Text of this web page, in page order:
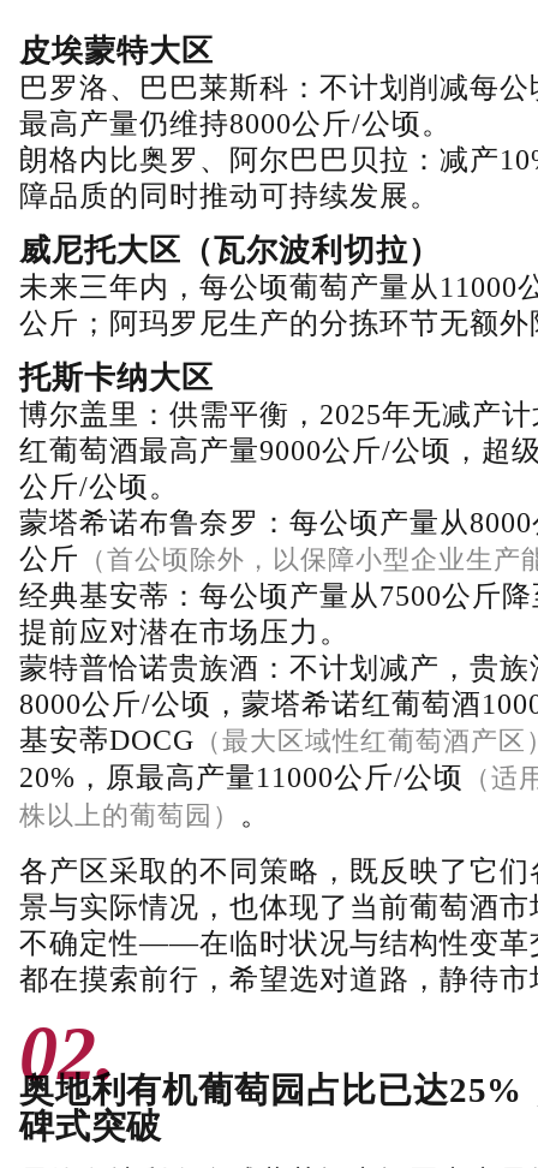
皮埃蒙特大区
巴罗洛、巴巴莱斯科：不计划削减每
最高产量仍维持8000公斤/公顷。
朗格内比奥罗、阿尔巴巴贝拉：减产
障品质的同时推动可持续发展。
威尼托大区（瓦尔波利切拉）
未来三年内，每公顷葡萄产量从11000
公斤；阿玛罗尼生产的分拣环节无额外
托斯卡纳大区
博尔盖里：供需平衡，2025年无减产
红葡萄酒最高产量9000公斤/公顷，超
公斤/公顷。
蒙塔希诺布鲁奈罗：每公顷产量从
公斤 （首公顷除外，以保障小型企业生产
经典基安蒂：每公顷产量从7500公斤
提前应对潜在市场压力。
蒙特普恰诺贵族酒：不计划减产，贵
8000公斤/公顷，蒙塔希诺红葡萄酒
基安蒂DOCG （最大区域性红葡萄酒产区
20%，原最高产量11000公斤/公顷 （适
株以上的葡萄园） 。
各产区采取的不同策略，既反映了它
景与实际情况，也体现了当前葡萄酒
不确定性——在临时状况与结构性变革
都在摸索前行，希望选对道路，静待市
02.
奥地利有机葡萄园占比已达25%
碑式突破